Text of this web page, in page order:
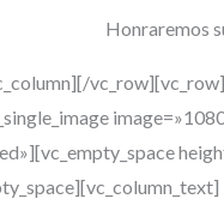
Honraremos